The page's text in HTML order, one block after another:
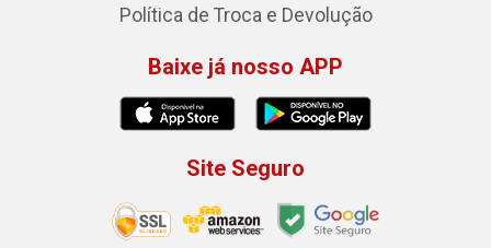
Política de Troca e Devolução
Baixe já nosso APP
Site Seguro